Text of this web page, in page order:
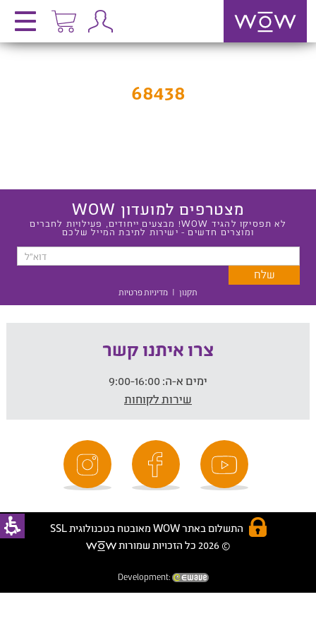
68438
מצטרפים למועדון WOW
לא תפסיקו להגיד WOW! מבצעים ייחודים, פעילויות לחברים
ומוצרים חדשים - ישירות לתיבת המייל שלכם
תקנון | מדיניות פרטיות
צרו איתנו קשר
ימים א-ה:
שירות לקוחות
התשלום באתר WOW מאובטח בטכנולוגית SSL
© 2026 כל הזכויות שמורות
Development: